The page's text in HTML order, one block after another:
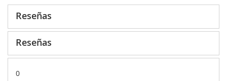
Reseñas
Reseñas
0